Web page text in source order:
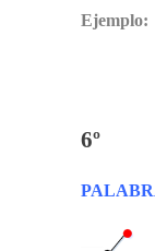
Ejemplo:
6º